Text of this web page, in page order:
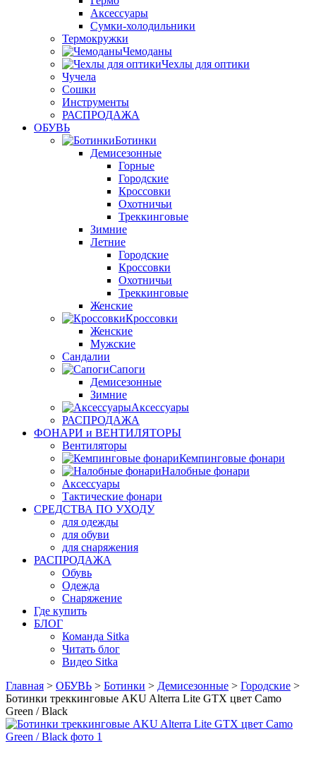
Аксессуары
Сумки-холодильники
Термокружки
Чемоданы
Чехлы для оптики
Чучела
Сошки
Инструменты
РАСПРОДАЖА
ОБУВЬ
Ботинки
Демисезонные
Горные
Городские
Кроссовки
Охотничьи
Треккинговые
Зимние
Летние
Городские
Кроссовки
Охотничьи
Треккинговые
Женские
Кроссовки
Женские
Мужские
Сандалии
Сапоги
Демисезонные
Зимние
Аксессуары
РАСПРОДАЖА
ФОНАРИ и ВЕНТИЛЯТОРЫ
Вентиляторы
Кемпинговые фонари
Налобные фонари
Аксессуары
Тактические фонари
СРЕДСТВА ПО УХОДУ
для одежды
для обуви
для снаряжения
РАСПРОДАЖА
Обувь
Одежда
Снаряжение
Где купить
БЛОГ
Команда Sitka
Читать блог
Видео Sitka
Главная > ОБУВЬ > Ботинки > Демисезонные > Городские >
Ботинки треккинговые AKU Alterra Lite GTX цвет Camo
Green / Black